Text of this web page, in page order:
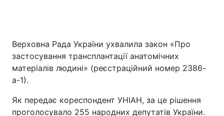
Київ Львів
Дніпро Харків
Одеса
Верховна Рада України ухвалила закон «Про
застосування трансплантації анатомічних
матеріалів людині» (реєстраційний номер 2386-
а-1).
Як передає кореспондент УНІАН, за це рішення
проголосувало 255 народних депутатів України.